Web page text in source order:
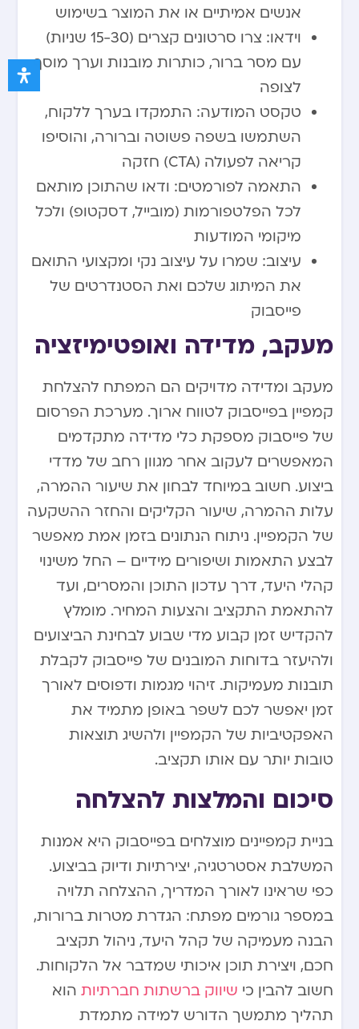
אנשים אמיתיים או את המוצר בשימוש
וידאו: צרו סרטונים קצרים (15-30 שניות)
עם מסר ברור, כותרות מובנות וערך מוסף
לצופה
טקסט המודעה: התמקדו בערך ללקוח,
השתמשו בשפה פשוטה וברורה, והוסיפו
קריאה לפעולה (CTA) חזקה
התאמה לפורמטים: ודאו שהתוכן מותאם
לכל הפלטפורמות (מובייל, דסקטופ) ולכל
מיקומי המודעות
עיצוב: שמרו על עיצוב נקי ומקצועי התואם
את המיתוג שלכם ואת הסטנדרטים של
פייסבוק
מעקב, מדידה ואופטימיזציה
מעקב ומדידה מדויקים הם המפתח להצלחת
קמפיין בפייסבוק לטווח ארוך. מערכת הפרסום
של פייסבוק מספקת כלי מדידה מתקדמים
המאפשרים לעקוב אחר מגוון רחב של מדדי
ביצוע. חשוב במיוחד לבחון את שיעור ההמרה,
עלות ההמרה, שיעור הקליקים והחזר ההשקעה
של הקמפיין. ניתוח הנתונים בזמן אמת מאפשר
לבצע התאמות ושיפורים מידיים – החל משינוי
קהלי היעד, דרך עדכון התוכן והמסרים, ועד
להתאמת התקציב והצעות המחיר. מומלץ
להקדיש זמן קבוע מדי שבוע לבחינת הביצועים
ולהיעזר בדוחות המובנים של פייסבוק לקבלת
תובנות מעמיקות. זיהוי מגמות ודפוסים לאורך
זמן יאפשר לכם לשפר באופן מתמיד את
האפקטיביות של הקמפיין ולהשיג תוצאות
טובות יותר עם אותו תקציב.
סיכום והמלצות להצלחה
בניית קמפיינים מוצלחים בפייסבוק היא אמנות
המשלבת אסטרטגיה, יצירתיות ודיוק בביצוע.
כפי שראינו לאורך המדריך, ההצלחה תלויה
במספר גורמים מפתח: הגדרת מטרות ברורות,
הבנה מעמיקה של קהל היעד, ניהול תקציב
חכם, ויצירת תוכן איכותי שמדבר אל הלקוחות.
חשוב להבין כי שיווק ברשתות חברתיות הוא
תהליך מתמשך הדורש למידה מתמדת